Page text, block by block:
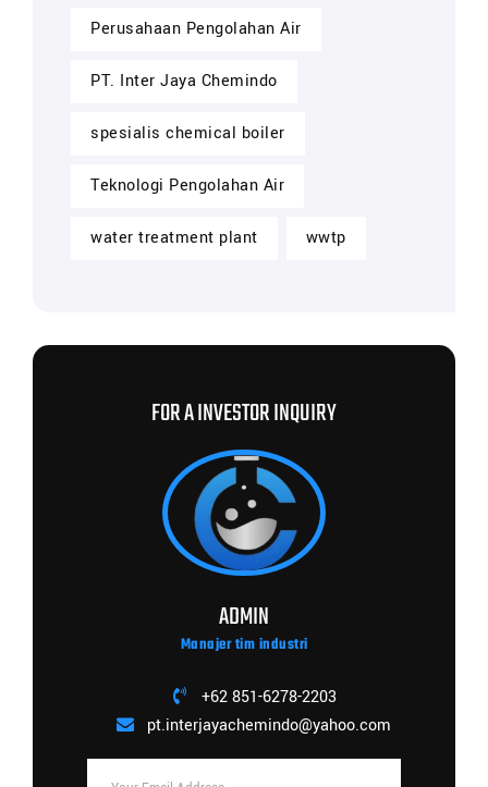
Perusahaan Pengolahan Air
PT. Inter Jaya Chemindo
spesialis chemical boiler
Teknologi Pengolahan Air
water treatment plant wwtp
FOR A INVESTOR INQUIRY
ADMIN
Manajer tim industri
+62 851-6278-2203
pt.interjayachemindo@yahoo.com